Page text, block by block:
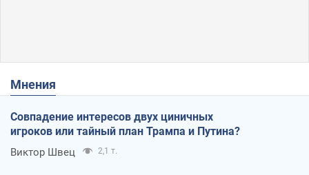
Мнения
Совпадение интересов двух циничных
игроков или тайный план Трампа и Путина?
Виктор Швец 2,1 т.